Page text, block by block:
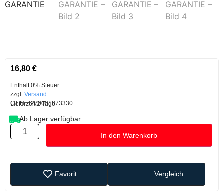
16,80 €
Enthält 0% Steuer
zzgl. Versand
GTIN: 4270001873330
Lieferzeit:2 Tage
Ab Lager verfügbar
In den Warenkorb
Favorit Vergleich